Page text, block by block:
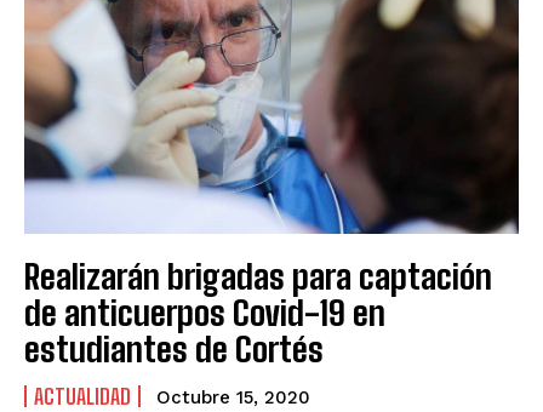
Realizarán brigadas para captación
de anticuerpos Covid-19 en
estudiantes de Cortés
ACTUALIDAD Octubre 15, 2020